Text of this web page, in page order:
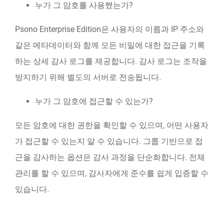
누가 그 암호를 사용했는가?
Psono Enterprise Edition은 사용자의 이름과 IP 주소와
같은 메타데이터와 함께 모든 비밀에 대한 접근을 기록
하는 상세 감사 로그를 제공합니다. 감사 로그는 조작을
방지하기 위해 별도의 서버로 전송됩니다.
누가 그 암호에 접근할 수 있는가?
모든 암호에 대한 권한을 확인할 수 있으며, 어떤 사용자
가 접근할 수 있는지 알 수 있습니다. 그룹 기반으로 접
근을 감사하는 옵션은 감사 과정을 단순화합니다. 전체
관리를 할 수 있으며, 감사자에게 준수를 쉽게 입증할 수
있습니다.